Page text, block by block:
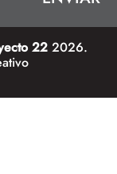
22 2026.